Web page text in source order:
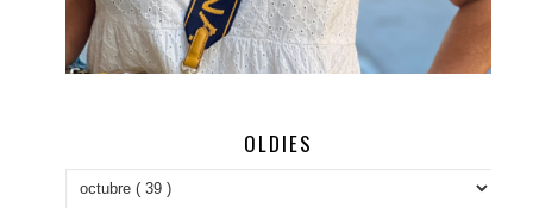
OLDIES